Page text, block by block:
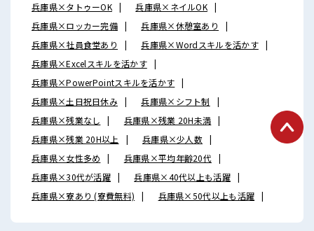
兵庫県×タトゥーOK
兵庫県×ネイルOK
兵庫県×ロッカー完備
兵庫県×休憩室あり
兵庫県×社員食堂あり
兵庫県×Wordスキルを活かす
兵庫県×Excelスキルを活かす
兵庫県×PowerPointスキルを活かす
兵庫県×土日祝日休み
兵庫県×シフト制
兵庫県×残業なし
兵庫県×残業 20H未満
兵庫県×残業 20H以上
兵庫県×少人数
兵庫県×女性多め
兵庫県×平均年齢20代
兵庫県×30代が活躍
兵庫県×40代以上も活躍
兵庫県×寮あり (寮費無料)
兵庫県×50代以上も活躍